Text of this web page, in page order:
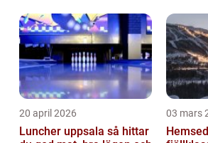
hem. Att arrangera en
är en underhåll...
20 april 2026
Luncher uppsala så hittar
03 mars
Hemsedal